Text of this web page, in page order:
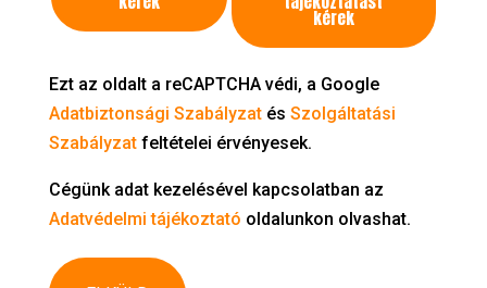
kérek
Ezt az oldalt a reCAPTCHA védi, a Google
Adatbiztonsági Szabályzatés Szolgáltatási
Szabályzatfeltételei érvényesek.
Cégünk adat kezelésével kapcsolatban az
Adatvédelmi tájékoztató oldalunkon olvashat.